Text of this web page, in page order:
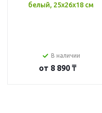
белый, 25x26x18 см
В наличии
от 8 890 ₸